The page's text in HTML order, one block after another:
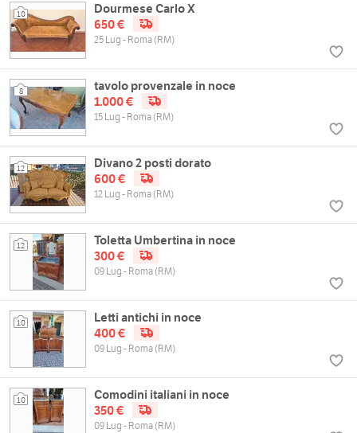
10
Dourmese Carlo X
650 €
25 Lug - Roma (RM)
8
tavolo provenzale in noce
1.000 €
15 Lug - Roma (RM)
12
Divano 2 posti dorato
600 €
12 Lug - Roma (RM)
12
Toletta Umbertina in noce
300 €
09 Lug - Roma (RM)
10
Letti antichi in noce
400 €
09 Lug - Roma (RM)
10
Comodini italiani in noce
350 €
09 Lug - Roma (RM)